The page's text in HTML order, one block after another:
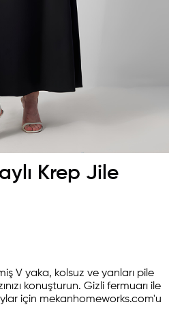
Krep Jile
V yaka, kolsuz ve yanları pile
konuşturun. Gizli fermuarı ile
için mekanhomeworks.com'u